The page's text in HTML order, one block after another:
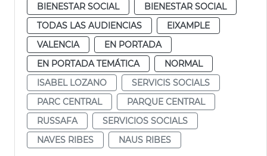
BIENESTAR SOCIAL
BIENESTAR SOCIAL
TODAS LAS AUDIENCIAS
EIXAMPLE
VALENCIA
EN PORTADA
EN PORTADA TEMÁTICA
NORMAL
ISABEL LOZANO
SERVICIS SOCIALS
PARC CENTRAL
PARQUE CENTRAL
RUSSAFA
SERVICIOS SOCIALS
NAVES RIBES
NAUS RIBES